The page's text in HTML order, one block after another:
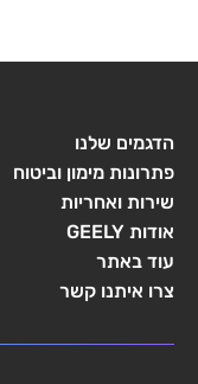
הדגמים שלנו
פתרונות מימון וביטוח
שירות ואחריות
אודות GEELY
עוד באתר
צרו איתנו קשר